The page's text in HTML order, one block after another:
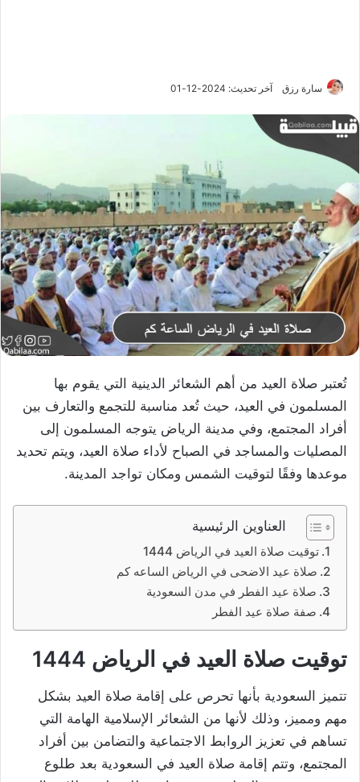
سارة رزق آخر تحديث: 2024-12-01
تُعتبر صلاة العيد من أهم الشعائر الدينية التي يقوم بها
المسلمون في العيد، حيث تُعد مناسبة للتجمع والتعارف بين
أفراد المجتمع، وفي مدينة الرياض يتوجه المسلمون إلى
المصليات والمساجد في الصباح لأداء صلاة العيد، ويتم تحديد
موعدها وفقًا لتوقيت الشمس ومكان تواجد المدينة.
العناوين الرئيسية
توقيت صلاة العيد في الرياض 1444
صلاة عيد الاضحى في الرياض الساعه كم
صلاة عيد الفطر في مدن السعودية
صفة صلاة عيد الفطر
توقيت صلاة العيد في الرياض 1444
تتميز السعودية بأنها تحرص على إقامة صلاة العيد بشكل
مهم ومميز، وذلك لأنها من الشعائر الإسلامية الهامة التي
تساهم في تعزيز الروابط الاجتماعية والتضامن بين أفراد
المجتمع، وتتم إقامة صلاة العيد في السعودية بعد طلوع